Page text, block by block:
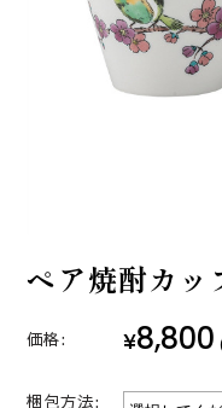
ペア焼酎カッ
価格: ¥8,800
梱包方法: